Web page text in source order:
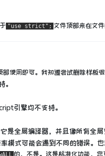
"use strict"; 文件顶部来在文
部使用即可。 我知道尝试删除样板
引擎均不支持。
是全局编译器，并且像所有全
模式可能会遇到不同的错误。